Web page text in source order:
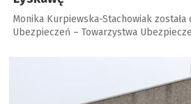
Monika Kurpiewska-Stachowiak została
Ubezpieczeń – Towarzystwa